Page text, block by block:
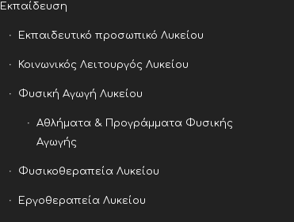
Εκπαίδευση
Εκπαιδευτικό προσωπικό Λυκείου
Κοινωνικός Λειτουργός Λυκείου
Φυσική Αγωγή Λυκείου
Αθλήματα & Προγράμματα Φυσικής
Αγωγής
Φυσικοθεραπεία Λυκείου
Εργοθεραπεία Λυκείου